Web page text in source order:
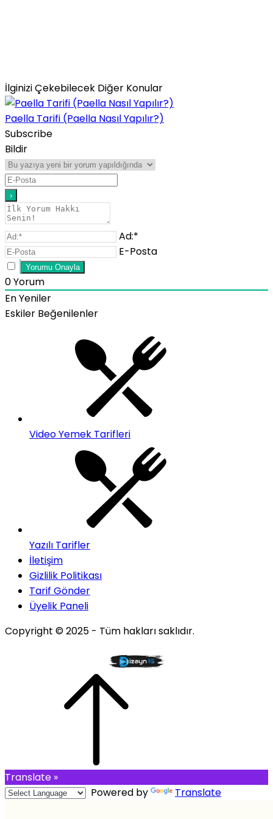
İlginizi Çekebilecek Diğer Konular
Paella Tarifi (Paella Nasıl Yapılır?)
Subscribe
Bildir
Ad:*
E-Posta
0Yorum
En Yeniler
Eskiler Beğenilenler
Video Yemek Tarifleri
Yazılı Tarifler
İletişim
Gizlilik Politikası
Tarif Gönder
Üyelik Paneli
Copyright © 2025 - Tüm hakları saklıdır.
Translate »
Powered by
Translate